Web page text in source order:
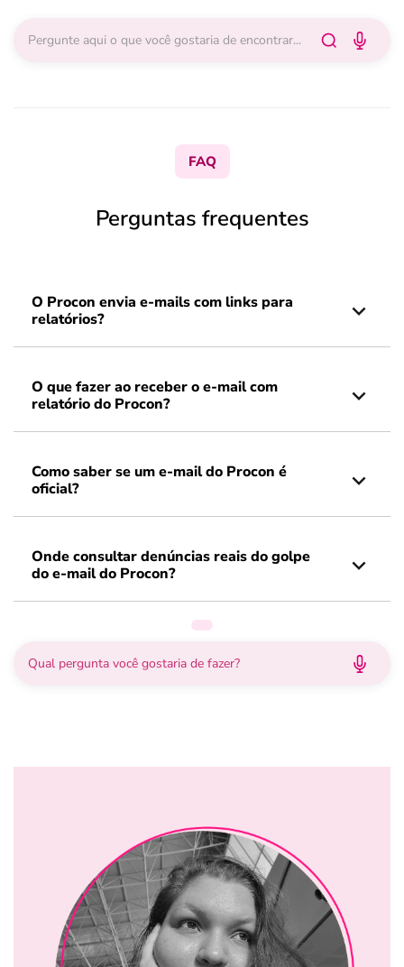
FAQ
Perguntas frequentes
O Procon envia e-mails com links para
relatórios?
O que fazer ao receber o e-mail com
relatório do Procon?
Como saber se um e-mail do Procon é
oficial?
Onde consultar denúncias reais do golpe
do e-mail do Procon?